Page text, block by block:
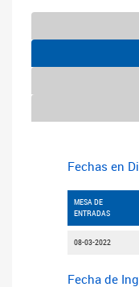
Fechas en
MESA DE
ENTRADAS
08-03-2022
Fecha de